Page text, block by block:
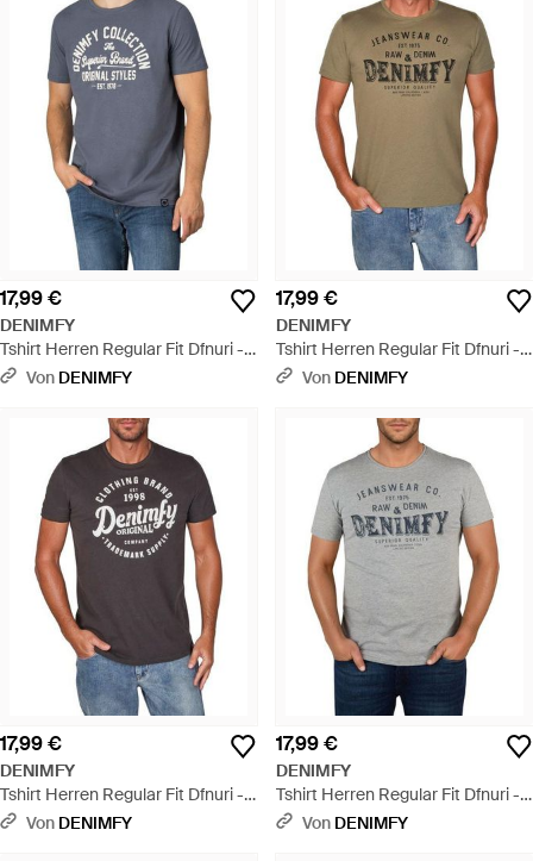
17,99 €
DENIMFY
Tshirt Herren Regular Fit Dfnuri -
BlauVon DENIMFY
17,99 €
DENIMFY
Tshirt Herren Regular Fit Dfnuri -
GrauVon DENIMFY
17,99 €
DENIMFY
Tshirt Herren Regular Fit Dfnuri -
GrauVon DENIMFY
17,99 €
DENIMFY
Tshirt Herren Regular Fit Dfnuri -
GrauVon DENIMFY